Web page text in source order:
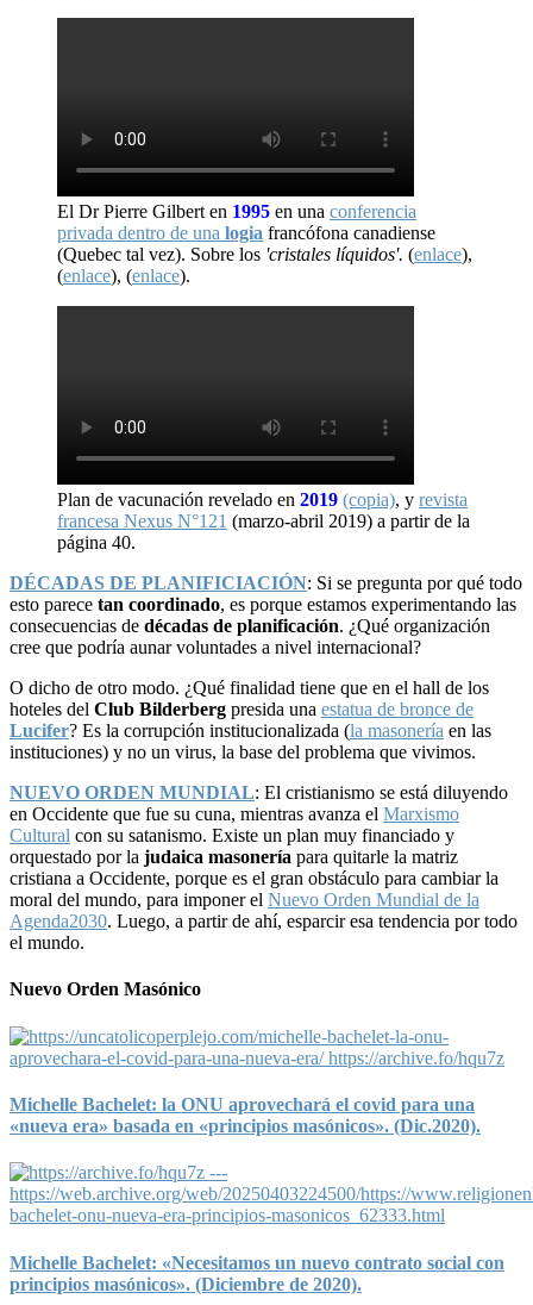
El Dr Pierre Gilbert en 1995 en una conferencia
privada dentro de una logia francófona canadiense
(Quebec tal vez). Sobre los 'cristales líquidos'. (enlace),
(enlace), (enlace).
Plan de vacunación revelado en 2019 (copia), y revista
francesa Nexus N°121 (marzo-abril 2019) a partir de la
página 40.
DÉCADAS DE PLANIFICIACIÓN: Si se pregunta por qué todo
esto parece tan coordinado, es porque estamos experimentando las
consecuencias de décadas de planificación. ¿Qué organización
cree que podría aunar voluntades a nivel internacional?
O dicho de otro modo. ¿Qué finalidad tiene que en el hall de los
hoteles del Club Bilderberg presida una estatua de bronce de
Lucifer? Es la corrupción institucionalizada (la masonería en las
instituciones) y no un virus, la base del problema que vivimos.
NUEVO ORDEN MUNDIAL: El cristianismo se está diluyendo
en Occidente que fue su cuna, mientras avanza el Marxismo
Cultural con su satanismo. Existe un plan muy financiado y
orquestado por la judaica masonería para quitarle la matriz
cristiana a Occidente, porque es el gran obstáculo para cambiar la
moral del mundo, para imponer el Nuevo Orden Mundial de la
Agenda2030. Luego, a partir de ahí, esparcir esa tendencia por todo
el mundo.
Nuevo Orden Masónico
Michelle Bachelet: la ONU aprovechará el covid para una
«nueva era» basada en «principios masónicos». (Dic.2020).
Michelle Bachelet: «Necesitamos un nuevo contrato social con
principios masónicos». (Diciembre de 2020).